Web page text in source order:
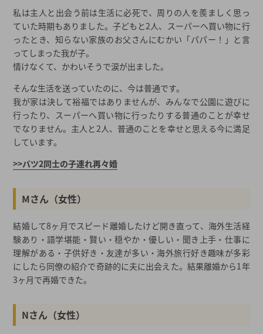
私は主人と出会う前は生活に必死で、周りの人を羨ましく思っ
ていた時期もありました。子どもと2人、スーパーへ買い物に行
ったとき、知らない家族のお父さんにむかい「パパー！」と言
ってしまった我が子。
情けなくて、かわいそうで涙が出ました。
そんな生活を送っていたのに、今は普通です。
我が家は決して裕福ではありませんが、みんなで公園に遊びに
行ったり、スーパーへ買い物に行ったりする普通のことが幸せ
でなりません。主人と2人、普通のことを幸せと思える今に満足
しています。
>>バツ2同士の子連れ再々婚
Mさん（女性）
結婚して8ヶ月でスピード離婚したけど開き直って、海外生活経
験あり・語学堪能・賢い・穏やか・優しい・聞き上手・仕事に
理解がある・子供好き・友達が多い・海外旅行好き趣味が多彩
にしたら同僚の紹介で奇跡的に夫に出会えた。結果離婚から1年
3ヶ月で再婚できた。
Nさん（女性）